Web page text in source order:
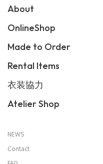
About
OnlineShop
Made to Order
Rental Items
衣装協力
Atelier Shop
NEWS
Contact